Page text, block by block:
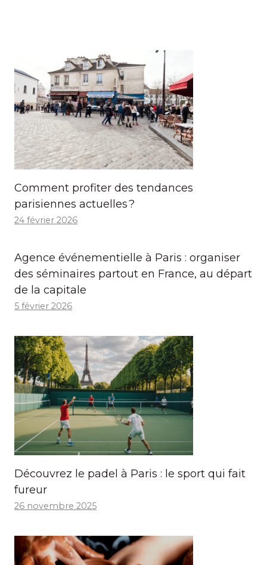
Comment profiter des tendances
parisiennes actuelles ?
24 février 2026
Agence événementielle à Paris : organiser
des séminaires partout en France, au départ
de la capitale
5 février 2026
Découvrez le padel à Paris : le sport qui fait
fureur
26 novembre 2025